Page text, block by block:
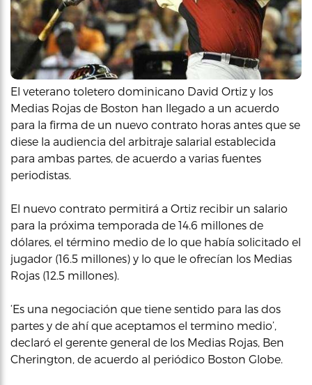
El veterano toletero dominicano David Ortiz y los
Medias Rojas de Boston han llegado a un acuerdo
para la firma de un nuevo contrato horas antes que se
diese la audiencia del arbitraje salarial establecida
para ambas partes, de acuerdo a varias fuentes
periodistas.
El nuevo contrato permitirá a Ortiz recibir un salario
para la próxima temporada de 14.6 millones de
dólares, el término medio de lo que había solicitado el
jugador (16.5 millones) y lo que le ofrecían los Medias
Rojas (12.5 millones).
‘Es una negociación que tiene sentido para las dos
partes y de ahí que aceptamos el termino medio’,
declaró el gerente general de los Medias Rojas, Ben
Cherington, de acuerdo al periódico Boston Globe.